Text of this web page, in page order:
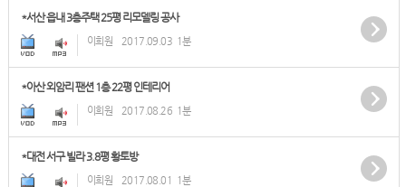
*서산 읍내 3층주택 25평 리모델링 공사
이희원 2017.09.03 1분
*아산 외암리 팬션 1층 22평 인테리어
이희원 2017.08.26 1분
*대전 서구 빌라 3.8평 황토방
이희원 2017.08.01 1분